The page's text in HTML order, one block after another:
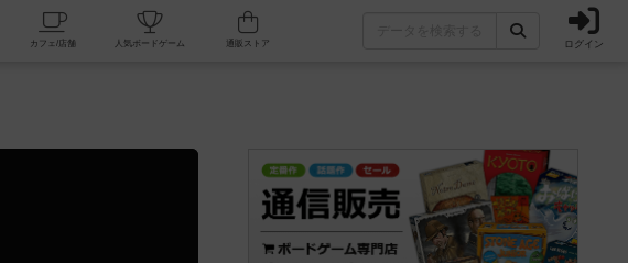
掲示板一覧 カフェ/店舗 人気ボードゲーム ログイン